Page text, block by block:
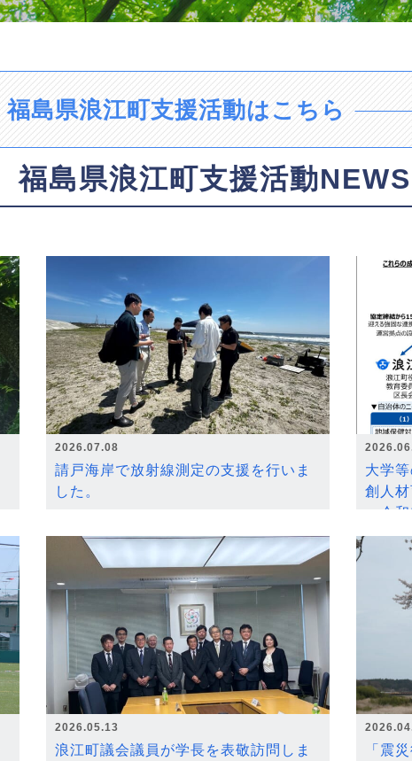
福島県浪江町支援活動はこちら
福島県浪江町支援活動NEWS
2026.07.08
請戸海岸で放射線測定の支援を行いま
した。
大学
創人
～令
2026.05.13
浪江町議会議員が学長を表敬訪問しま
「震